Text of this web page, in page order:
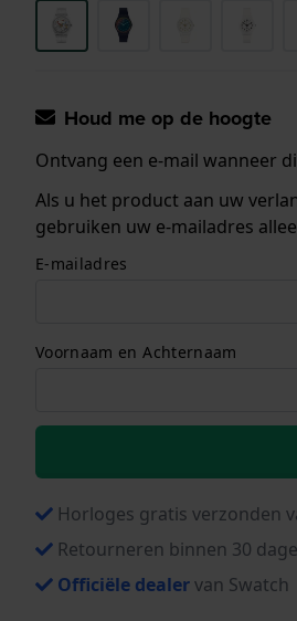
Houd me op de hoogte
Ontvang een e-mail wanneer
Als u het product aan uw
gebruiken uw e-mailadres
E-mailadres
Voornaam en Achternaam
Horloges gratis verzonden
Retourneren binnen 30
Officiële dealervan Swatch